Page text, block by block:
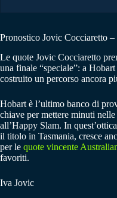
Pronostico Jovic Cocciaretto
Le quote Jovic Cocciaretto
una finale “speciale”: a
costruito un percorso ancora
Hobart è l’ultimo banco di
chiave per mettere minuti
all’Happy Slam. In
il titolo in Tasmania, cresce
per le quote vincente
favoriti.
Iva Jovic